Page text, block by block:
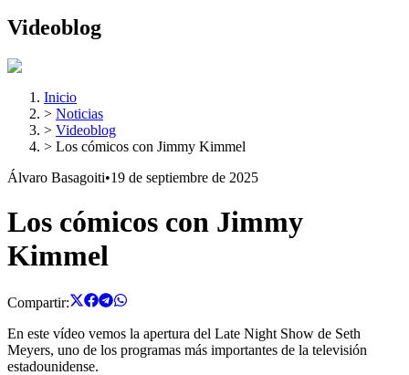
Videoblog
Inicio
> Noticias
> Videoblog
> Los cómicos con Jimmy Kimmel
Álvaro Basagoiti•19 de septiembre de 2025
Los cómicos con Jimmy
Kimmel
Compartir:
En este vídeo vemos la apertura del Late Night Show de Seth
Meyers, uno de los programas más importantes de la televisión
estadounidense.